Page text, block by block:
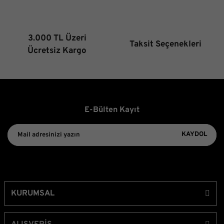
3.000 TL Üzeri
Ücretsiz Kargo
Taksit Seçenekleri
E-Bülten Kayıt
KAYDOL
KURUMSAL